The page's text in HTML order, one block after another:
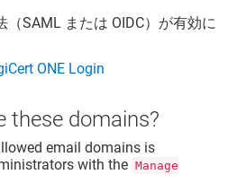
（SAML または OIDC）が有効に
ONE Login
these domains?
email domains is
with the Manage